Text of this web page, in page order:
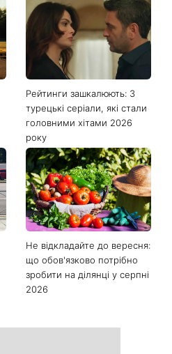
Рейтинги зашкалюють: 3
турецькі серіали, які стали
головними хітами 2026
року
Не відкладайте до вересня:
що обов'язково потрібно
зробити на ділянці у серпні
2026